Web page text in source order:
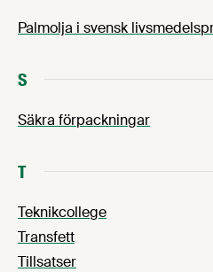
Palmolja i svensk
S
Säkra förpackningar
T
Teknikcollege
Transfett
Tillsatser